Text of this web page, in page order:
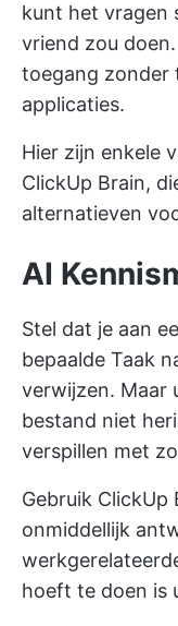
kunt het vragen
vriend zou
toegang zonder
applicaties.
Hier zijn enkele
ClickUp Brain,
alternatieven
AI
Stel dat je aan
bepaalde Taak
verwijzen. Maar
bestand niet
verspillen met
Gebruik ClickUp
onmiddellijk
hoeft te doen is